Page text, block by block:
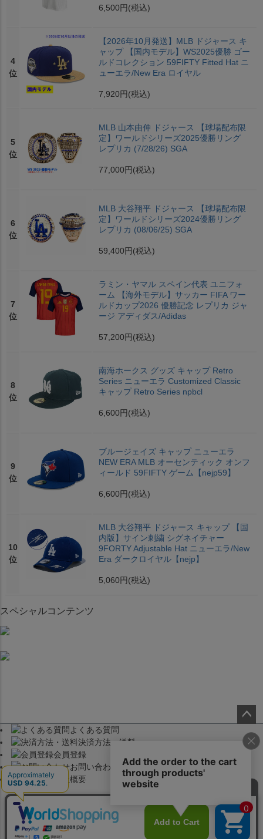
6,500円 (税込)
4
位
【2026年10月発送】MLB ドジャース キ
ャップ 【国内モデル】WS2025優勝 ゴー
ルドコレクション 59FIFTY Fitted Hat ニ
ューエラ/New Era ロイヤル
7,920円 (税込)
5
位
MLB 山本由伸 ドジャース 【球場配布限
定】ワールドシリーズ2025優勝リング
レプリカ (7/28/26) SGA
77,000円 (税込)
6
位
MLB 大谷翔平 ドジャース 【球場配布限
定】ワールドシリーズ2024優勝リング
レプリカ (08/06/25) SGA
59,400円 (税込)
7
位
ラミン・ヤマル スペイン代表 ユニフォ
ーム 【海外モデル】サッカー FIFA ワー
ルドカップ2026 優勝記念 レプリカ ジャ
ージ アディダス/Adidas
57,200円 (税込)
8
位
南海ホークス グッズ キャップ Retro
Series ニューエラ Customized Classic
キャップ Retro Series npbcl
6,600円 (税込)
9
位
ブルージェイズ キャップ ニューエラ
NEW ERA MLB オーセンティック オンフ
ィールド 59FIFTY ゲーム【nejp59】
6,600円 (税込)
10
位
MLB 大谷翔平 ドジャース キャップ 【国
内版】サイン刺繍 シグネイチャー
9FORTY Adjustable Hat ニューエラ/New
Era ダークロイヤル【nejp】
5,060円 (税込)
スペシャルコンテンツ
ペー
ジト
よくある質問
決済方法・送料
会員登録
お問い合わせ
会社概要